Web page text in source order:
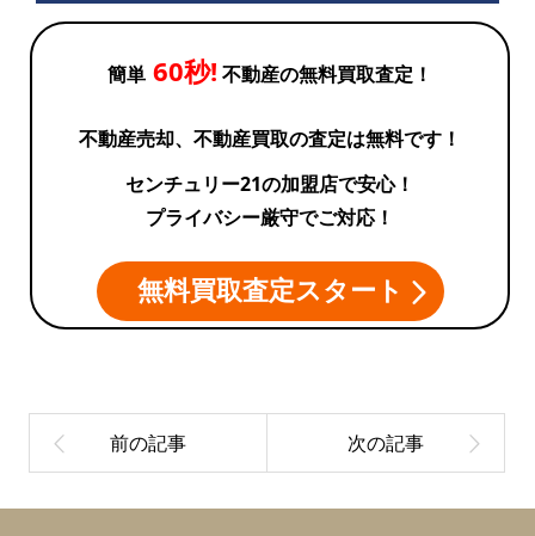
簡単 60秒! 不動産の無料買取査定！
不動産売却、不動産買取の査定は無料です！
センチュリー21の加盟店で安心！
プライバシー厳守でご対応！
無料買取査定スタート